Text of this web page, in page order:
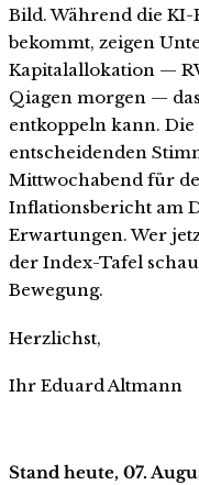
Bild. Während die
bekommt, zeigen
Kapitalallokation —
Qiagen morgen —
entkoppeln kann.
entscheidenden
Mittwochabend für
Inflationsbericht am
Erwartungen. Wer
der Index-Tafel
Bewegung.
Herzlichst,
Ihr Eduard Altmann
Stand heute, 07.